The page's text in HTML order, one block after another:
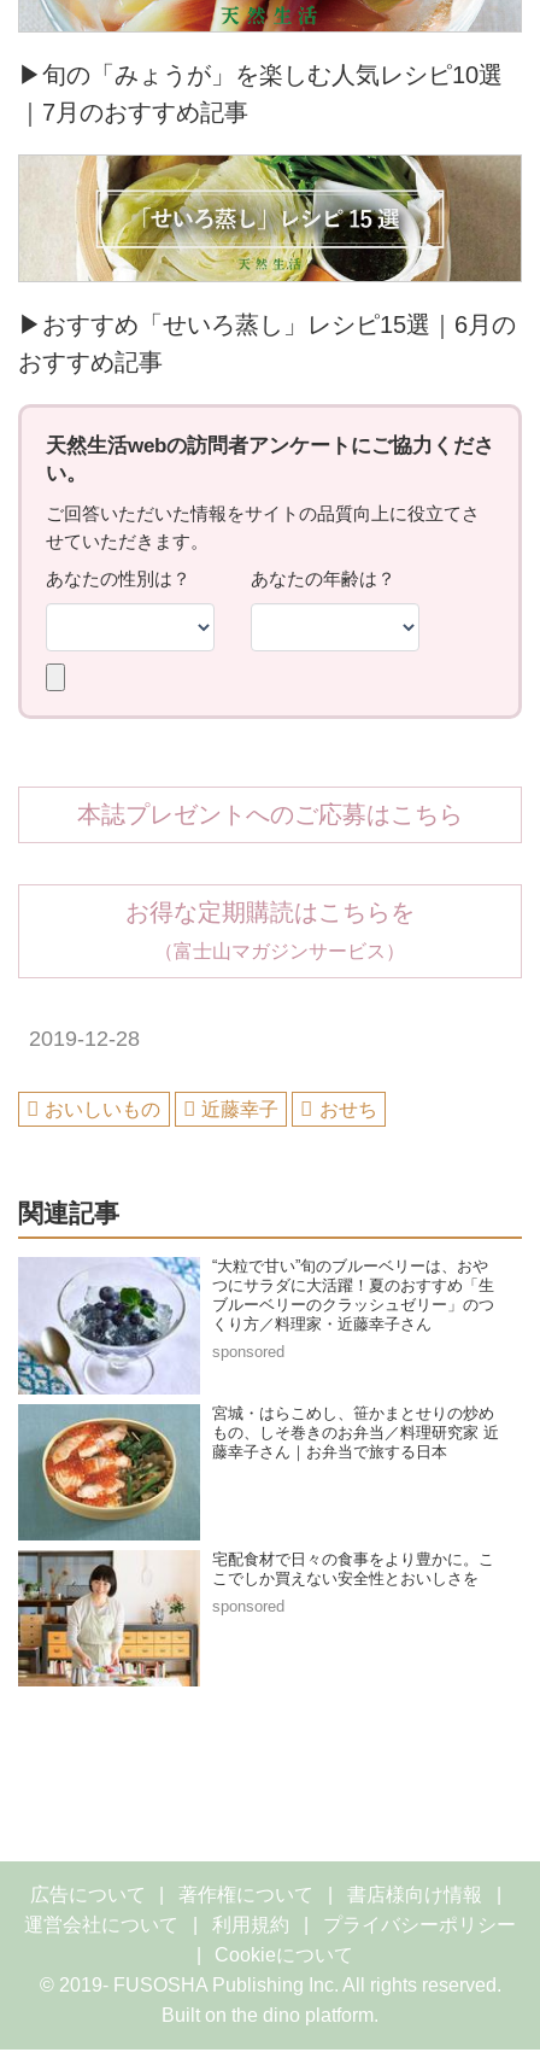
▶旬の「みょうが」を楽しむ人気レシピ10選
｜7月のおすすめ記事
▶おすすめ「せいろ蒸し」レシピ15選｜6月の
おすすめ記事
本誌プレゼントへのご応募はこちら
お得な定期購読はこちらを
（富士山マガジンサービス）
2019-12-28
おいしいもの 近藤幸子 おせち
関連記事
“大粒で甘い”旬のブルーベリーは、おや
つにサラダに大活躍！夏のおすすめ「生
ブルーベリーのクラッシュゼリー」のつ
くり方／料理家・近藤幸子さん
宮城・はらこめし、笹かまとせりの炒め
もの、しそ巻きのお弁当／料理研究家 近
藤幸子さん｜お弁当で旅する日本
宅配食材で日々の食事をより豊かに。こ
こでしか買えない安全性とおいしさを
広告について 著作権について
書店様向け情報
運営会社について
利用規約
プライバシーポリシー
Cookieについて
© 2019- FUSOSHA Publishing Inc. All rights reserved.
Built on the dino platform.